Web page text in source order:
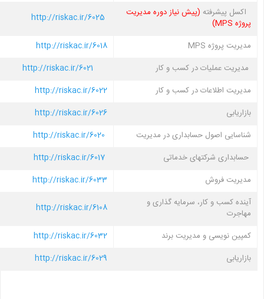
اکسل پیشرفته (پیش نیاز دوره مدیریت
پروژه MPS)
http://riskac.ir/6025
مدیریت پروژه MPS
http://riskac.ir/6018
مدیریت عملیات در کسب و کار
http://riskac.ir/6021
مدیریت اطلاعات در کسب و کار
http://riskac.ir/6022
بازاریابی
http://riskac.ir/6026
شناسایی اصول حسابداری در مدیریت
http://riskac.ir/6020
حسابداری شرکتهای خدماتی
http://riskac.ir/6017
مدیریت فروش
http://riskac.ir/6033
آینده کسب و کار، سرمایه گذاری و
مهاجرت
http://riskac.ir/6108
کمپین نویسی و مدیریت برند
http://riskac.ir/6032
بازاریابی
http://riskac.ir/6029